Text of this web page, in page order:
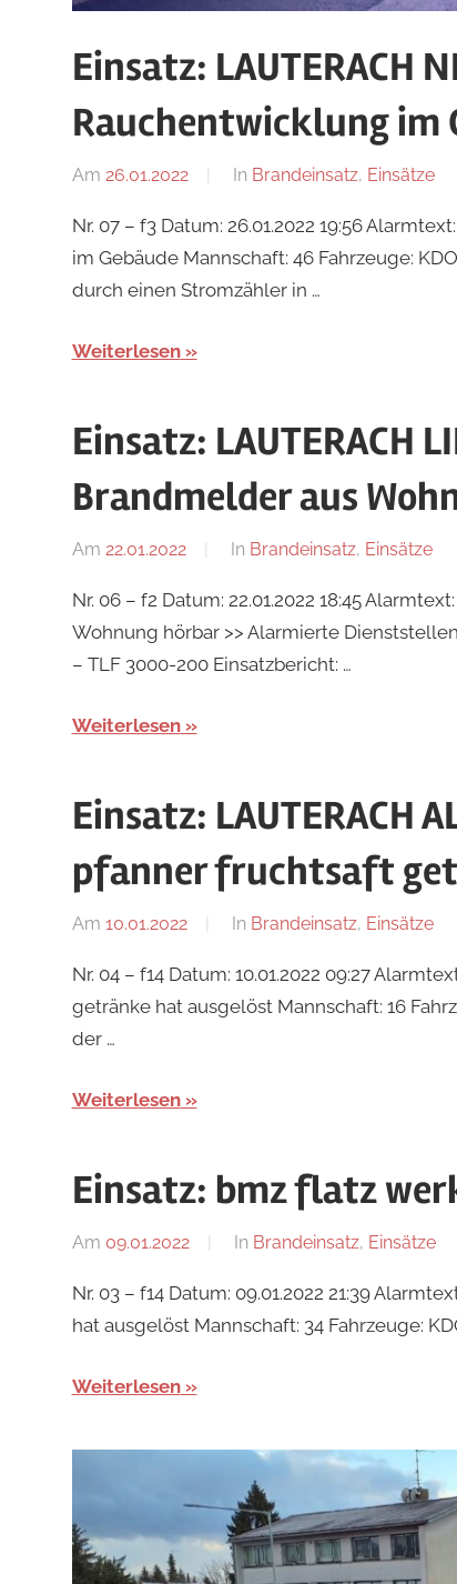
Einsatz: LAUTERACH
Rauchentwicklung im
Am 26.01.2022
Von
In Brandeinsatz, Einsätze
Nr. 07 – f3 Datum: 26.01.2022 19:56
im Gebäude Mannschaft: 46 Fahrzeuge:
durch einen Stromzähler in …
Weiterlesen
Einsatz: LAUTERACH
Brandmelder aus
Am 22.01.2022
Von
In Brandeinsatz, Einsätze
Nr. 06 – f2 Datum: 22.01.2022 18:45
Wohnung hörbar >> Alarmierte
– TLF 3000-200 Einsatzbericht: …
Weiterlesen
Einsatz: LAUTERACH
pfanner fruchtsaft
Am 10.01.2022
Von
In Brandeinsatz, Einsätze
Nr. 04 – f14 Datum: 10.01.2022 09:27
getränke hat ausgelöst Mannschaft: 16
der …
Weiterlesen
Einsatz: bmz flatz
Am 09.01.2022
Von
In Brandeinsatz, Einsätze
Nr. 03 – f14 Datum: 09.01.2022 21:39
hat ausgelöst Mannschaft: 34 Fahrzeuge:
Weiterlesen